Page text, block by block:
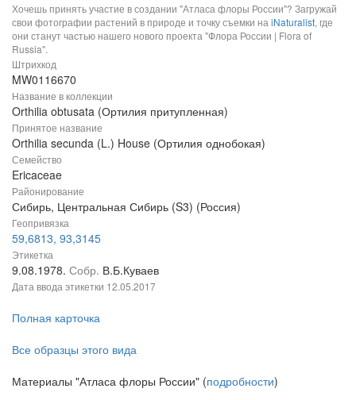
Хочешь принять участие в создании "Атласа флоры России"? Загружай
свои фотографии растений в природе и точку съемки на iNaturalist, где
они станут частью нашего нового проекта "Флора России | Flora of
Russia".
Штрихкод
MW0116670
Название в коллекции
Orthilia obtusata (Ортилия притупленная)
Принятое название
Orthilia secunda (L.) House (Ортилия однобокая)
Семейство
Ericaceae
Районирование
Сибирь, Центральная Сибирь (S3) (Россия)
Геопривязка
59,6813, 93,3145
Этикетка
9.08.1978. Собр. В.Б.Куваев
Дата ввода этикетки 12.05.2017
Полная карточка
Все образцы этого вида
Материалы "Атласа флоры России" (подробности)